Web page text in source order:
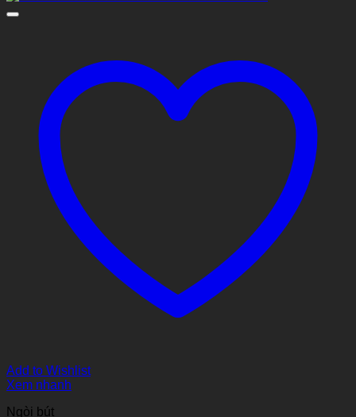
Add to Wishlist
Xem nhanh
Ngòi bút